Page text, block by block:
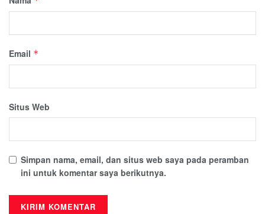
Email *
Situs Web
Simpan nama, email, dan situs web saya pada peramban
ini untuk komentar saya berikutnya.